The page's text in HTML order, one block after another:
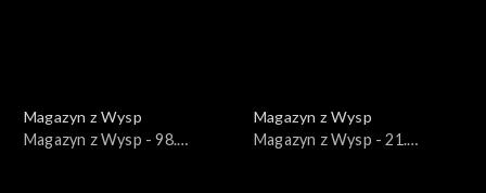
Magazyn z Wysp
Magazyn z Wysp - 98.
Magazyn z Wysp
Magazyn z Wysp - 21.